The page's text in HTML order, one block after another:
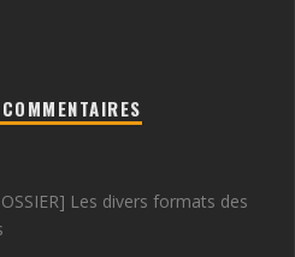
Les divers formats des